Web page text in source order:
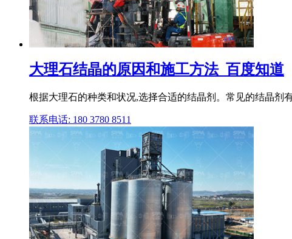
大理石结晶的原因和施工方法_百度知道
根据大理石的种类和状况,选择合适的结晶剂。常见的结晶剂
联系电话: 180 3780 8511